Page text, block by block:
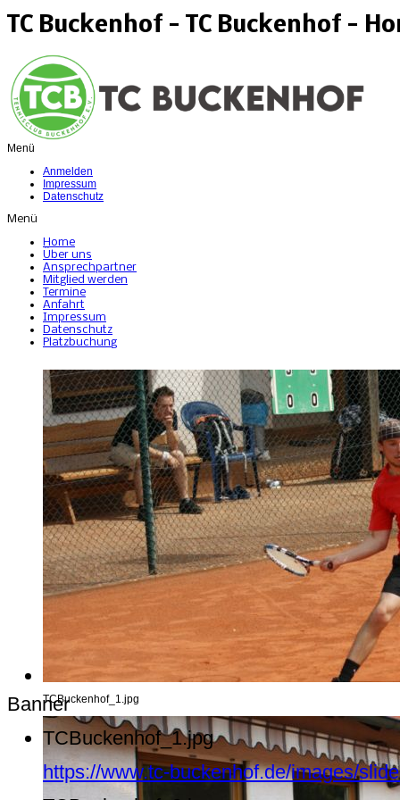
TC Buckenhof - TC Buckenhof -
Menü
Anmelden
Impressum
Datenschutz
Menü
Home
Über uns
Ansprechpartner
Mitglied werden
Termine
Anfahrt
Impressum
Datenschutz
Platzbuchung
TCBuckenhof_1.jpg
Banner
TCBuckenhof_1.jpg
https://www.tc-buckenhof.de/images/